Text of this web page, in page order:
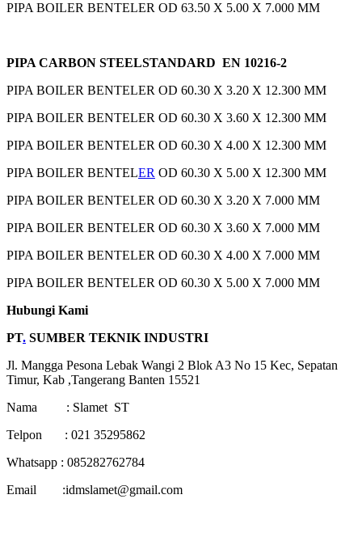
PIPA BOILER BENTELER OD 63.50 X 5.00 X 7.000 MM
PIPA CARBON STEELSTANDARD EN 10216-2
PIPA BOILER BENTELER OD 60.30 X 3.20 X 12.300 MM
PIPA BOILER BENTELER OD 60.30 X 3.60 X 12.300 MM
PIPA BOILER BENTELER OD 60.30 X 4.00 X 12.300 MM
PIPA BOILER BENTELER OD 60.30 X 5.00 X 12.300 MM
PIPA BOILER BENTELER OD 60.30 X 3.20 X 7.000 MM
PIPA BOILER BENTELER OD 60.30 X 3.60 X 7.000 MM
PIPA BOILER BENTELER OD 60.30 X 4.00 X 7.000 MM
PIPA BOILER BENTELER OD 60.30 X 5.00 X 7.000 MM
Hubungi Kami
PT. SUMBER TEKNIK INDUSTRI
Jl. Mangga Pesona Lebak Wangi 2 Blok A3 No 15 Kec, Sepatan
Timur, Kab ,Tangerang Banten 15521
Nama : Slamet ST
Telpon : 021 35295862
Whatsapp : 085282762784
Email :idmslamet@gmail.com